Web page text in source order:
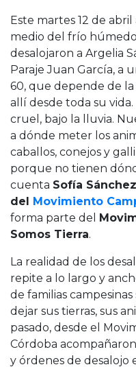
Este martes 12 de
medio del frío
desalojaron a Argelia
Paraje Juan García, a
60, que depende de
allí desde toda su
cruel, bajo la lluvia.
a dónde meter los
caballos, conejos y
porque no tienen
cuenta Sofía
del Movimiento
forma parte del
Somos Tierra.
La realidad de los
repite a lo largo y
de familias
dejar sus tierras, sus
pasado, desde el
Córdoba
y órdenes de desalojo